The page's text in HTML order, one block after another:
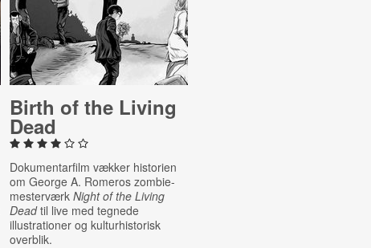
Birth of the Living
Dead
Dokumentarfilm vækker historien
om George A. Romeros zombie-
mesterværk Night of the Living
Deadtil live med tegnede
illustrationer og kulturhistorisk
overblik.